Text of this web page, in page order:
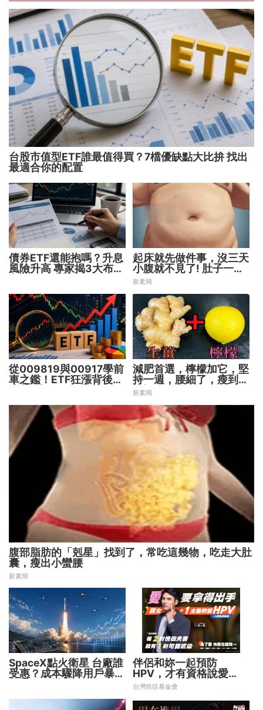
台股市值型ETF誰最值得買？7檔優缺點大比拚 找出
最適合你的配置
債券ETF還能抱嗎？升息
風險升高 專家揭3大布局
起床就先做件事，沒三天
小腹就不見了! 肚子一天
天變小！
新素簡
從009819與00917學前
車之鑑！ETF狂漲背後
減肥首選，檸檬加它，堅
持一週，腰細了，瘦到你
懷疑人生
新素簡
腹部脂肪的「剋星」找到了，常吃這幾物，吃走大肚
囊，瘦出小蠻腰
新素簡
SpaceX點火衛星 台廠誰
受惠？成本驟降用戶暴增
伴侶和妳一起預防
HPV，才有資格說愛
妳！
台灣癌症基金會